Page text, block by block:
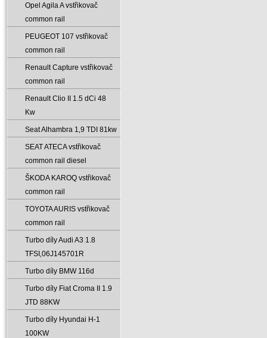
Opel Agila A vstřikovač
common rail
PEUGEOT 107 vstřikovač
common rail
Renault Capture vstřikovač
common rail
Renault Clio II 1.5 dCi 48
Kw
Seat Alhambra 1‚9 TDI 81kw
SEAT ATECA vstřikovač
common rail diesel
ŠKODA KAROQ vstřikovač
common rail
TOYOTA AURIS vstřikovač
common rail
Turbo díly Audi A3 1.8
TFSI‚06J145701R
Turbo díly BMW 116d
Turbo díly Fiat Croma II 1.9
JTD 88KW
Turbo díly Hyundai H-1
100KW